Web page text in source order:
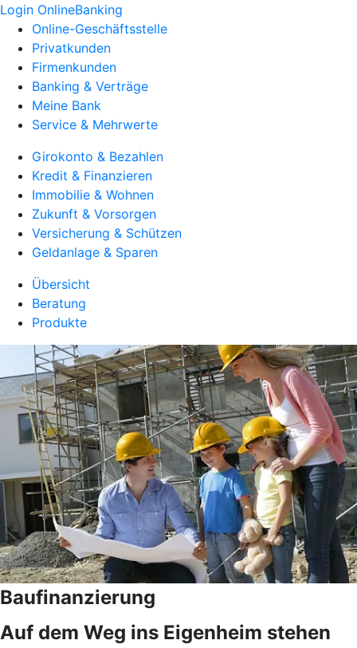
Login OnlineBanking
Online-Geschäftsstelle
Privatkunden
Firmenkunden
Banking & Verträge
Meine Bank
Service & Mehrwerte
Girokonto & Bezahlen
Kredit & Finanzieren
Immobilie & Wohnen
Zukunft & Vorsorgen
Versicherung & Schützen
Geldanlage & Sparen
Übersicht
Beratung
Produkte
Baufinanzierung
Auf dem Weg ins Eigenheim stehen